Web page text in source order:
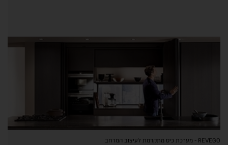
REVEGO - מערכת כיס מתקדמת לעיצוב המרחב